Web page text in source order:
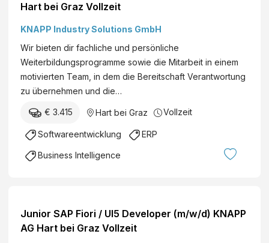
Hart bei Graz Vollzeit
KNAPP Industry Solutions GmbH
Wir bieten dir fachliche und persönliche
Weiterbildungsprogramme sowie die Mitarbeit in einem
motivierten Team, in dem die Bereitschaft Verantwortung
zu übernehmen und die…
€ 3.415 Hart bei Graz Vollzeit
Softwareentwicklung ERP
Business Intelligence
Junior SAP Fiori / UI5 Developer (m/w/d) KNAPP
AG Hart bei Graz Vollzeit